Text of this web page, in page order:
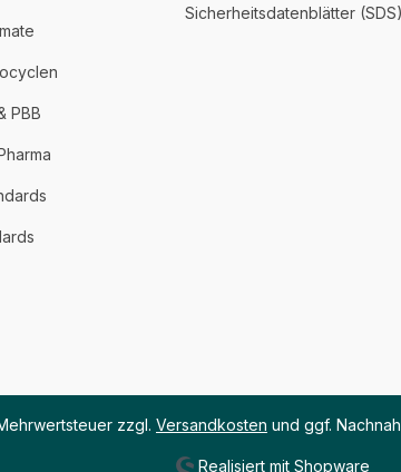
PBB
Sicherheitsdatenblätter (SDS)
zzgl. Versandkosten und ggf.
Realisiert mit Shopware